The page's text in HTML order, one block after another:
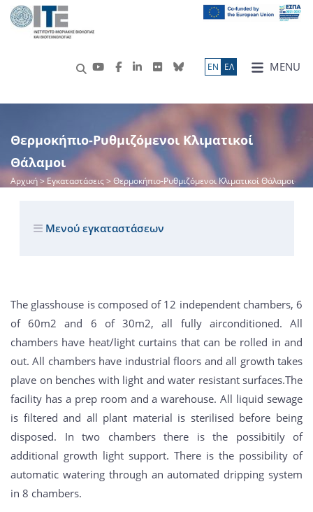
MENU
ΕN ΕΛ
Θερμοκήπιο-Ρυθμιζόμενοι Κλιματικοί
Θάλαμοι
Αρχική> Εγκαταστάσεις > Θερμοκήπιο-Ρυθμιζόμενοι Κλιματικοί Θάλαμοι
Μενού εγκαταστάσεων
The glasshouse is composed of 12 independent chambers, 6
of 60m2 and 6 of 30m2, all fully airconditioned. All
chambers have heat/light curtains that can be rolled in and
out. All chambers have industrial floors and all growth takes
plave on benches with light and water resistant surfaces.The
facility has a prep room and a warehouse. All liquid sewage
is filtered and all plant material is sterilised before being
disposed. In two chambers there is the possibitily of
additional growth light support. There is the possibility of
automatic watering through an automated dripping system
in 8 chambers.